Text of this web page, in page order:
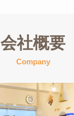
会社概要
Company